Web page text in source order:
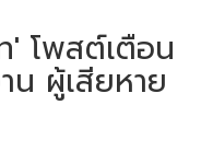
โพสต์เตือน
น ผู้เสียหาย